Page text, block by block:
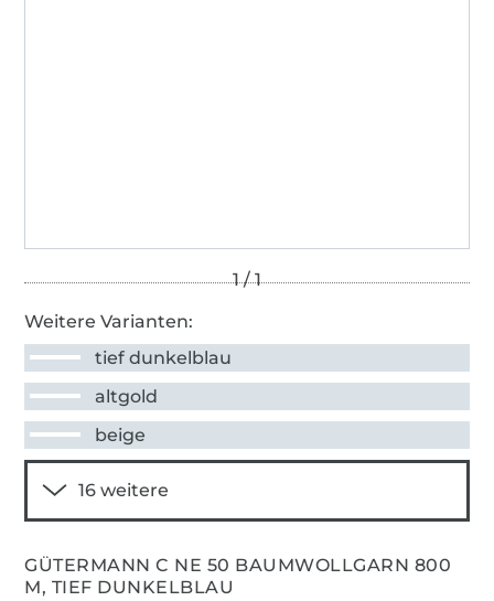
Weitere Varianten:
tief dunkelblau
altgold
beige
GÜTERMANN C NE 50 BAUMWOLLGARN 800
M, TIEF DUNKELBLAU